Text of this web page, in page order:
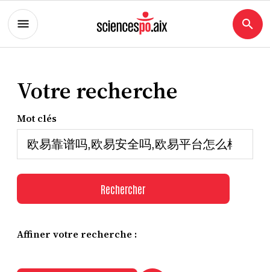
Votre recherche
Mot clés
Rechercher
Affiner votre recherche :